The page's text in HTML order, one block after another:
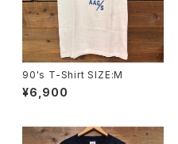
90's T-Shirt SIZE:M
¥6,900